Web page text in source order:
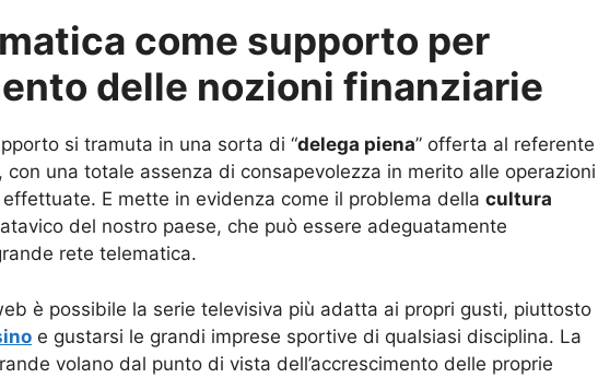
come supporto per
delle nozioni finanziarie
si tramuta in una sorta di “delega piena” offerta al referente
con una totale assenza di consapevolezza in merito alle operazioni
E mette in evidenza come il problema della cultura
del nostro paese, che può essere adeguatamente
rete telematica.
è possibile la serie televisiva più adatta ai propri gusti, piuttosto
e gustarsi le grandi imprese sportive di qualsiasi disciplina. La
volano dal punto di vista dell’accrescimento delle proprie